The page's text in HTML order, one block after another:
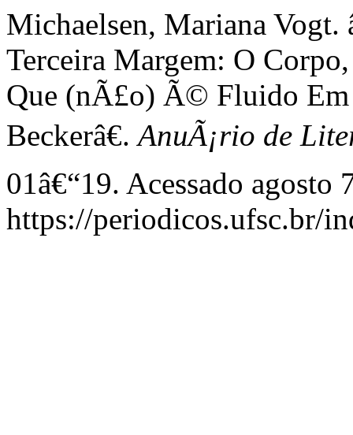
Michaelsen, Mariana
Terceira Margem: O
Que (nÃ£o) Ã© Fluido
Beckerâ€.AnuÃ¡rio de
01â€“19. Acessado agosto
https://periodicos.ufsc.br/